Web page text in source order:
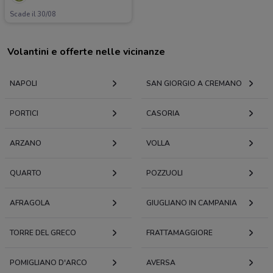
Scade il 30/08
Volantini e offerte nelle vicinanze
NAPOLI SAN GIORGIO A CREMANO
PORTICI CASORIA
ARZANO VOLLA
QUARTO POZZUOLI
AFRAGOLA GIUGLIANO IN CAMPANIA
TORRE DEL GRECO FRATTAMAGGIORE
POMIGLIANO D'ARCO AVERSA